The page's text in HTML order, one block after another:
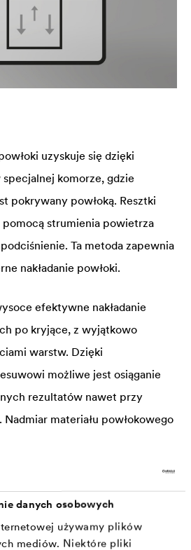
danych osobowych
używamy plików
mediów. Niektóre pliki
uzyskuje się dzięki
komorze, gdzie
pokrywany powłoką. Resztki
pomocą strumienia powietrza
Ta metoda zapewnia
nakładanie powłoki.
efektywne nakładanie
po kryjące, z wyjątkowo
warstw. Dzięki
możliwe jest osiąganie
rezultatów nawet przy
materiału powłokowego